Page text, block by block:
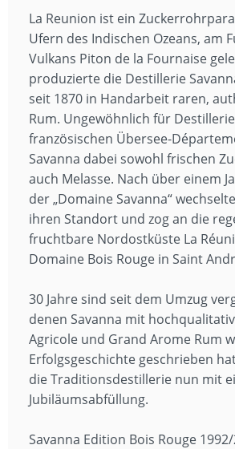
La Reunion ist ein
Ufern des Indischen Ozeans, am
Vulkans Piton de la Fournaise
produzierte die Destillerie
seit 1870 in Handarbeit raren,
Rum. Ungewöhnlich für
französischen Übersee-
Savanna dabei sowohl frischen
auch Melasse. Nach über einem
der „Domaine Savanna“
ihren Standort und zog an die
fruchtbare Nordostküste La
Domaine Bois Rouge in Saint
30 Jahre sind seit dem Umzug
denen Savanna mit
Agricole und Grand Arome Rum
Erfolgsgeschichte geschrieben
die Traditionsdestillerie nun mit
Jubiläumsabfüllung.
Savanna Edition Bois Rouge